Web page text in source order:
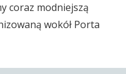
coraz modniejszą
wokół Porta